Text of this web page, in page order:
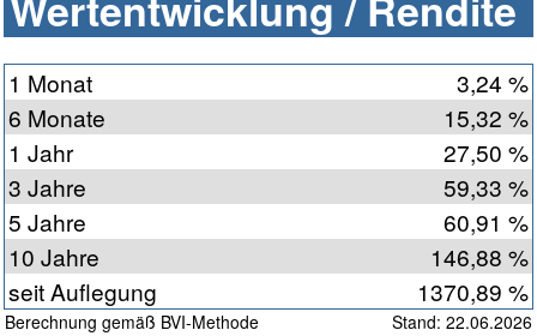
1 Monat
3,24 %
6 Monate
15,32 %
1 Jahr
27,50 %
3 Jahre
59,33 %
5 Jahre
60,91 %
10 Jahre
146,88 %
seit Auflegung
1370,89 %
Berechnung gemäß BVI-Methode Stand: 22.06.2026